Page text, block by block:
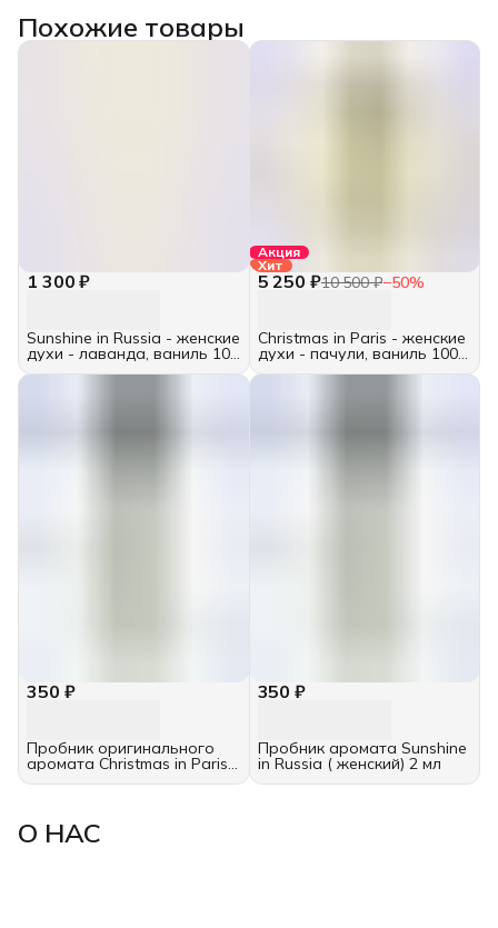
Похожие товары
1 300 ₽
Sunshine in Russia - женские
духи - лаванда, ваниль 10
Акция
Хит
5 250 ₽10 500 ₽−50%
Christmas in Paris - женские
духи - пачули, ваниль 100
350 ₽
Пробник оригинального
аромата Christmas in Paris
350 ₽
Пробник аромата Sunshine
in Russia ( женский) 2 мл
О НАС